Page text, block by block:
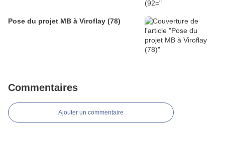
Pose du projet MB à Viroflay (78)
Commentaires
Ajouter un commentaire